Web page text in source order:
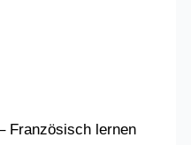
Französisch lernen